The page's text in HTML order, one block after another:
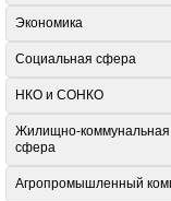
Экономика
Социальная сфера
НКО и СОНКО
Жилищно-коммунальная
сфера
Агропромышленный